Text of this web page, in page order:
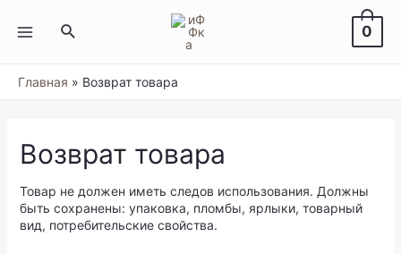
содержимому
MENU
Поиск 0
Главная Возврат товара
Возврат товара
Товар не должен иметь следов использования. Должны
быть сохранены: упаковка, пломбы, ярлыки, товарный
вид, потребительские свойства.